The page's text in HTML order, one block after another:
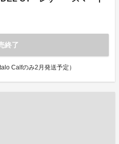
終了
Calfのみ2月発送予定）